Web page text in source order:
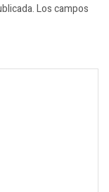
Los campos